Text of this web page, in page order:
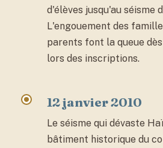
d'élèves jusqu'au séisme
L'engouement des
parents font la queue
lors des inscriptions.
12 janvier 2010
Le séisme qui dévaste
bâtiment historique du